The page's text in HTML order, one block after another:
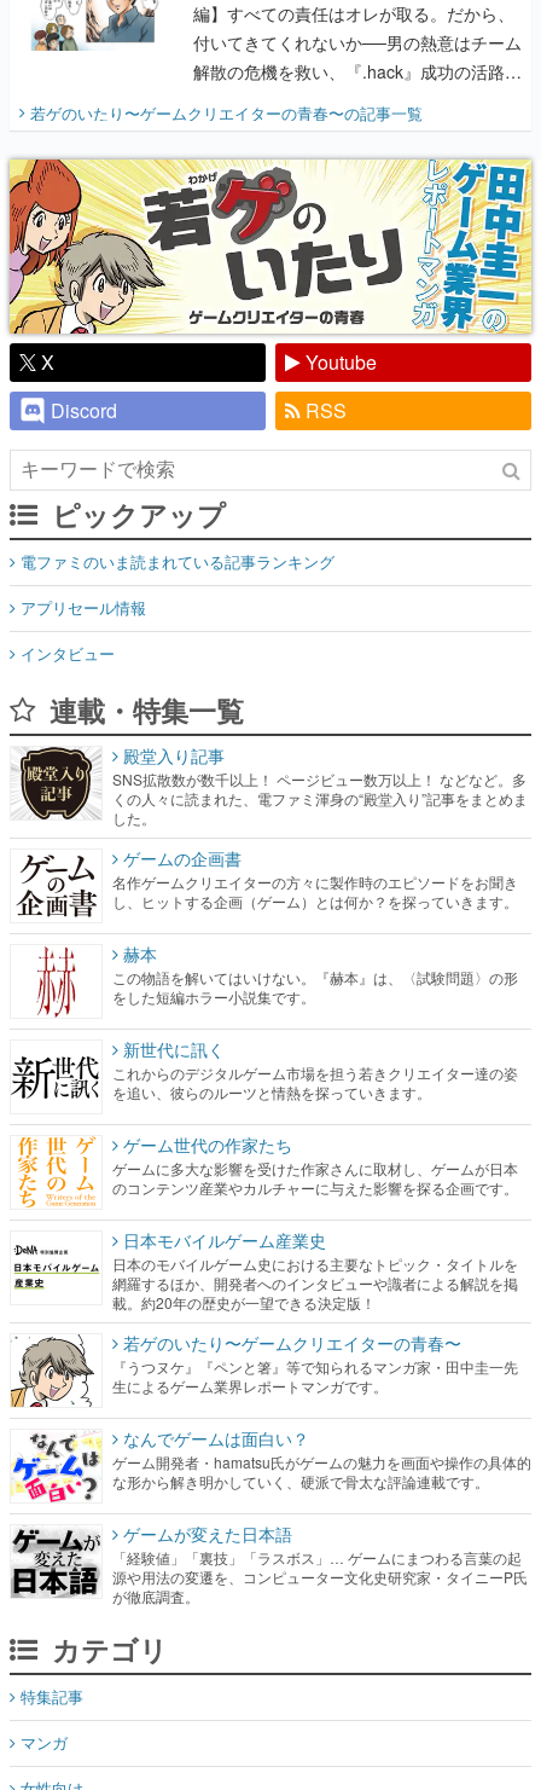
編】すべての責任はオレが取る。だから、
付いてきてくれないか──男の熱意はチーム
解散の危機を救い、『.hack』成功の活路を
開く。業界の快男児・松山 洋に流れる血は
『少年ジャンプ』色だった【若ゲのいた
り】
若ゲのいたり〜ゲームクリエイターの青春〜の記事一覧
X
Youtube
Discord
RSS
ピックアップ
電ファミのいま読まれている記事ランキング
アプリセール情報
インタビュー
連載・特集一覧
殿堂入り記事
SNS拡散数が数千以上！ ページビュー数万以上！ などなど。多
くの人々に読まれた、電ファミ渾身の“殿堂入り”記事をまとめま
した。
ゲームの企画書
名作ゲームクリエイターの方々に製作時のエピソードをお聞き
し、ヒットする企画（ゲーム）とは何か？を探っていきます。
赫本
この物語を解いてはいけない。『赫本』は、〈試験問題〉の形
をした短編ホラー小説集です。
新世代に訊く
これからのデジタルゲーム市場を担う若きクリエイター達の姿
を追い、彼らのルーツと情熱を探っていきます。
ゲーム世代の作家たち
ゲームに多大な影響を受けた作家さんに取材し、ゲームが日本
のコンテンツ産業やカルチャーに与えた影響を探る企画です。
日本モバイルゲーム産業史
日本のモバイルゲーム史における主要なトピック・タイトルを
網羅するほか、開発者へのインタビューや識者による解説を掲
載。約20年の歴史が一望できる決定版！
若ゲのいたり〜ゲームクリエイターの青春〜
『うつヌケ』『ペンと箸』等で知られるマンガ家・田中圭一先
生によるゲーム業界レポートマンガです。
なんでゲームは面白い？
ゲーム開発者・hamatsu氏がゲームの魅力を画面や操作の具体的
な形から解き明かしていく、硬派で骨太な評論連載です。
ゲームが変えた日本語
「経験値」「裏技」「ラスボス」… ゲームにまつわる言葉の起
源や用法の変遷を、コンピューター文化史研究家・タイニーP氏
が徹底調査。
カテゴリ
特集記事
マンガ